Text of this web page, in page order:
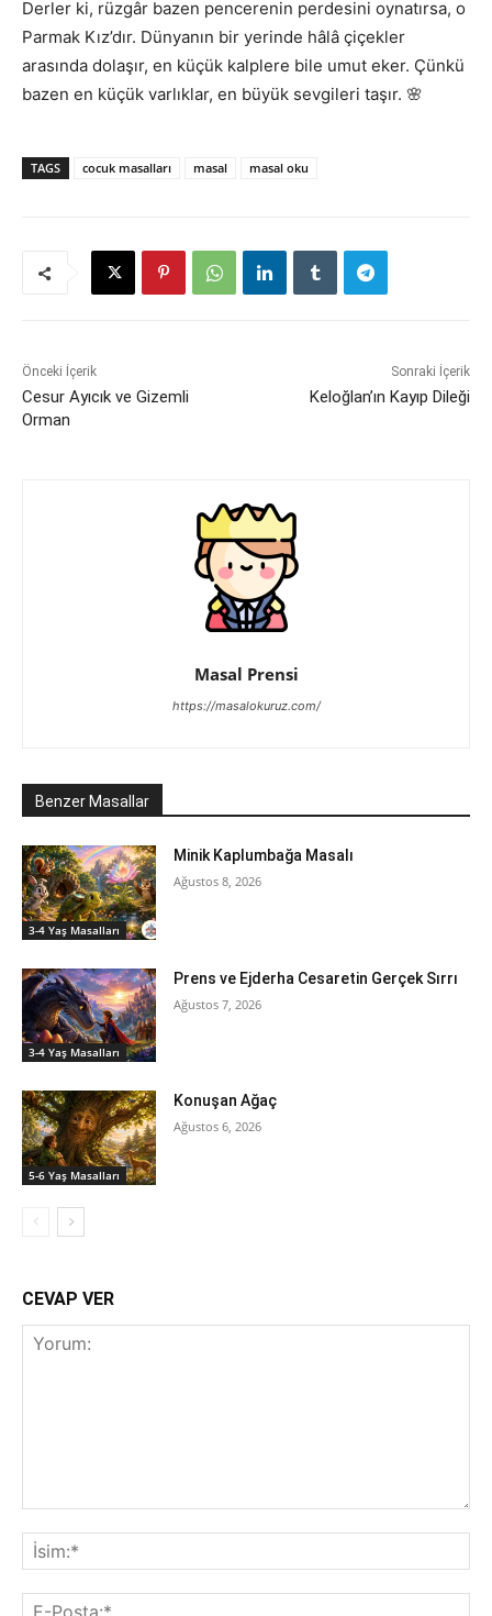
Derler ki, rüzgâr bazen pencerenin perdesini oynatırsa, o
Parmak Kız’dır. Dünyanın bir yerinde hâlâ çiçekler
arasında dolaşır, en küçük kalplere bile umut eker. Çünkü
bazen en küçük varlıklar, en büyük sevgileri taşır. 🌸
TAGS cocuk masalları masal masal oku
Önceki İçerik
Cesur Ayıcık ve Gizemli
Orman
Sonraki İçerik
Keloğlan’ın Kayıp Dileği
Masal Prensi
https://masalokuruz.com/
Benzer Masallar
3-4 Yaş Masalları
Minik Kaplumbağa Masalı
Ağustos 8, 2026
3-4 Yaş Masalları
Prens ve Ejderha Cesaretin Gerçek Sırrı
Ağustos 7, 2026
5-6 Yaş Masalları
Konuşan Ağaç
Ağustos 6, 2026
CEVAP VER